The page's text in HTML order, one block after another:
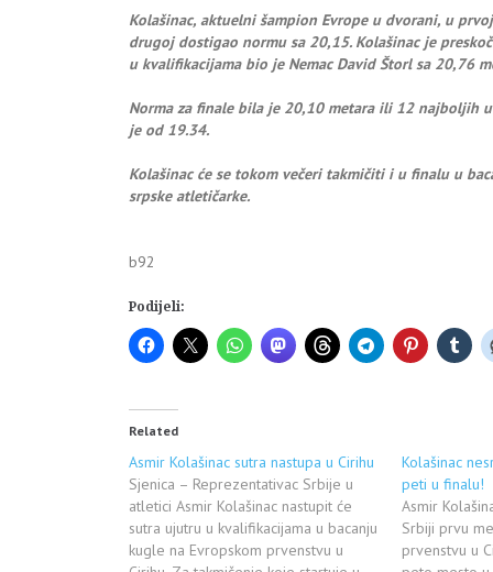
Kolašinac, aktuelni šampion Evrope u dvorani, u
drugoj dostigao normu sa 20,15. Kolašinac je
u kvalifikacijama bio je Nemac David Štorl sa 20,76
Norma za finale bila je 20,10 metara ili 12 najboljih
je od 19.34.
Kolašinac će se tokom večeri takmičiti i u finalu u
srpske atletičarke.
b92
Podijeli:
Related
Asmir Kolašinac sutra nastupa u Cirihu
Sjenica – Reprezentativac Srbije u
atletici Asmir Kolašinac nastupit će
sutra ujutru u kvalifikacijama u bacanju
kugle na Evropskom prvenstvu u
Kolašinac
peti u finalu!
Asmir
Srbiji prvu
prvenstvu u